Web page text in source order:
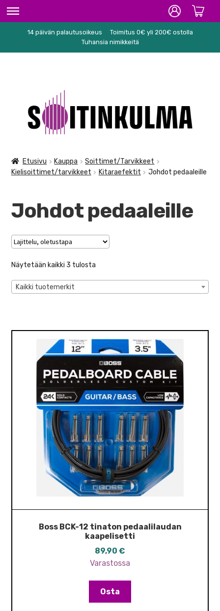
ETUSIVU
KARAOKE
NUOTIT
TARVIKKEET
KÄYTETYT
YRITYS
TARJOUKSET
14 päivän palautusoikeus
Toimitus 0€ yli 200€ ostolla
Tuhansia nimikkeitä
navigointiin
sisältöön
Etusivu Kauppa
Soittimet/Tarvikkeet
Kielisoittimet/tarvikkeet
Kitaraefektit Johdot pedaaleille
Johdot pedaaleille
Näytetään kaikki 3 tulosta
Kaikki tuotemerkit
Boss BCK-12 tinaton pedaalilaudan
kaapelisetti
89,90 €
Varastossa
Osta